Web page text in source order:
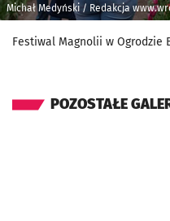
Michał Medyński / Redakcja
Festiwal Magnolii w Ogrodzie
POZOSTAŁE